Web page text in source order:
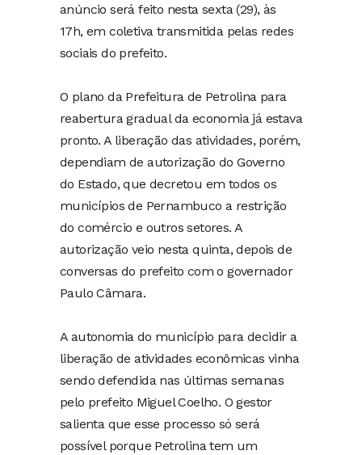
anúncio será feito nesta sexta (29), às
17h, em coletiva transmitida pelas redes
sociais do prefeito.
O plano da Prefeitura de Petrolina para
reabertura gradual da economia já estava
pronto. A liberação das atividades, porém,
dependiam de autorização do Governo
do Estado, que decretou em todos os
municípios de Pernambuco a restrição
do comércio e outros setores. A
autorização veio nesta quinta, depois de
conversas do prefeito com o governador
Paulo Câmara.
A autonomia do município para decidir a
liberação de atividades econômicas vinha
sendo defendida nas últimas semanas
pelo prefeito Miguel Coelho. O gestor
salienta que esse processo só será
possível porque Petrolina tem um